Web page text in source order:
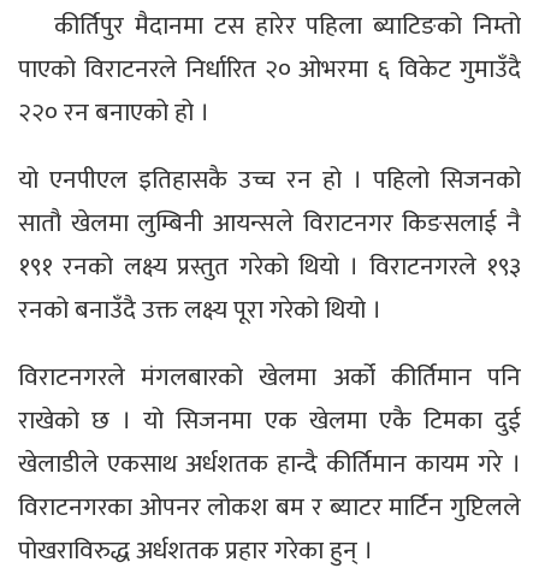
कीर्तिपुर मैदानमा टस हारेर पहिला ब्याटिङको निम्तो
पाएको विराटनरले निर्धारित २० ओभरमा ६ विकेट गुमाउँदै
२२० रन बनाएको हो ।
यो एनपीएल इतिहासकै उच्च रन हो । पहिलो सिजनको
सातौ खेलमा लुम्बिनी आयन्सले विराटनगर किङसलाई नै
१९१ रनको लक्ष्य प्रस्तुत गरेको थियो । विराटनगरले १९३
रनको बनाउँदै उक्त लक्ष्य पूरा गरेको थियो ।
विराटनगरले मंगलबारको खेलमा अर्को कीर्तिमान पनि
राखेको छ । यो सिजनमा एक खेलमा एकै टिमका दुई
खेलाडीले एकसाथ अर्धशतक हान्दै कीर्तिमान कायम गरे ।
विराटनगरका ओपनर लोकश बम र ब्याटर मार्टिन गुप्टिलले
पोखराविरुद्ध अर्धशतक प्रहार गरेका हुन् ।